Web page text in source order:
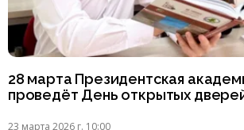
28 марта Президентская
проведёт День открытых
23 марта 2026 г. 10:00